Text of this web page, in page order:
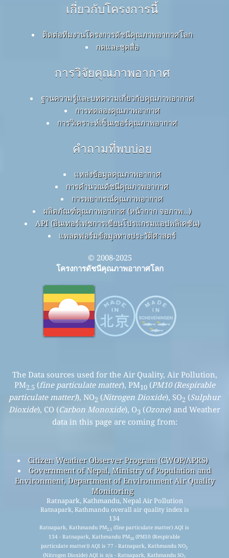
เกี่ยวกับโครงการนี้
ติดต่อทีมงานโครงการดัชนีคุณภาพอากาศโลก
กดและชุดสื่อ
การวิจัยคุณภาพอากาศ
ฐานความรู้และบทความเกี่ยวกับคุณภาพอากาศ
การทดลองคุณภาพอากาศ
การวิเคราะห์เซ็นเซอร์คุณภาพอากาศ
คำถามที่พบบ่อย
แหล่งข้อมูลคุณภาพอากาศ
การคำนวณดัชนีคุณภาพอากาศ
การพยากรณ์คุณภาพอากาศ
ผลิตภัณฑ์คุณภาพอากาศ (หน้ากาก จอภาพ…)
API (อินเทอร์เฟซการเขียนโปรแกรมแอปพลิเคชัน)
แพลตฟอร์มข้อมูลทางประวัติศาสตร์
© 2008-2025
โครงการดัชนีคุณภาพอากาศโลก
The Data sources used for the Air Quality, Air Pollution,
PM2.5 (fine particulate matter), PM10(PM10 (Respirable
particulate matter)), NO2 (Nitrogen Dioxide), SO2 (Sulphur
Dioxide), CO (Carbon Monoxide), O3 (Ozone) and Weather
data in this page are coming from:
Citizen Weather Observer Program (CWOP/APRS)
Government of Nepal, Ministry of Population and
Environment, Department of Environment Air Quality
Monitoring
Ratnapark, Kathmandu, Nepal Air Pollution
Ratnapark, Kathmandu overall air quality index is
134
Ratnapark, Kathmandu PM2.5 (fine particulate matter) AQI is
134 - Ratnapark, Kathmandu PM10 (PM10 (Respirable
particulate matter)) AQI is 77 - Ratnapark, Kathmandu NO2
(Nitrogen Dioxide) AQI is n/a - Ratnapark, Kathmandu SO2